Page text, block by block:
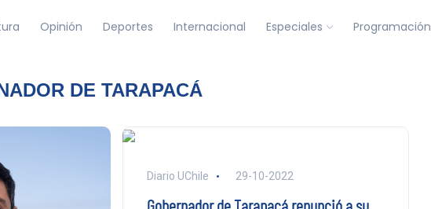
Opinión Deportes Internacional Especiales Programación
DE TARAPACÁ
Diario UChile 29-10-2022